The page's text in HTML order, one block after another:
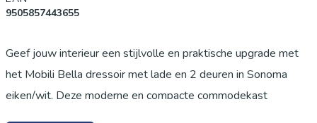
9505857443655
Geef jouw interieur een stijlvolle en praktische upgrade met
het Mobili Bella dressoir met lade en 2 deuren in Sonoma
eiken/wit. Deze moderne en compacte commodekast